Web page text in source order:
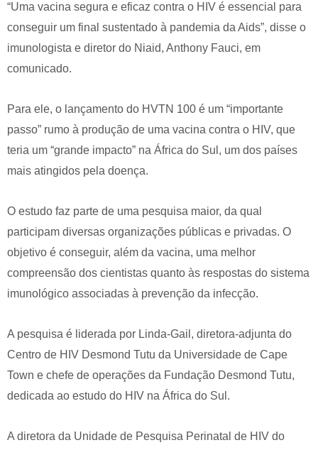
“Uma vacina segura e eficaz contra o HIV é essencial para
conseguir um final sustentado à pandemia da Aids”, disse o
imunologista e diretor do Niaid, Anthony Fauci, em
comunicado.
Para ele, o lançamento do HVTN 100 é um “importante
passo” rumo à produção de uma vacina contra o HIV, que
teria um “grande impacto” na África do Sul, um dos países
mais atingidos pela doença.
O estudo faz parte de uma pesquisa maior, da qual
participam diversas organizações públicas e privadas. O
objetivo é conseguir, além da vacina, uma melhor
compreensão dos cientistas quanto às respostas do sistema
imunológico associadas à prevenção da infecção.
A pesquisa é liderada por Linda-Gail, diretora-adjunta do
Centro de HIV Desmond Tutu da Universidade de Cape
Town e chefe de operações da Fundação Desmond Tutu,
dedicada ao estudo do HIV na África do Sul.
A diretora da Unidade de Pesquisa Perinatal de HIV do